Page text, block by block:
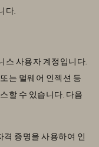
다.
스 사용자 계정입니다.
는 멀웨어 인젝션 등
할 수 있습니다. 다음
격 증명을 사용하여 인